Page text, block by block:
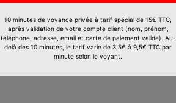
10 minutes de voyance privée à tarif spécial de 15€ TTC,
après validation de votre compte client (nom, prénom,
téléphone, adresse, email et carte de paiement valide). Au-
delà des 10 minutes, le tarif varie de 3,5€ à 9,5€ TTC par
minute selon le voyant.